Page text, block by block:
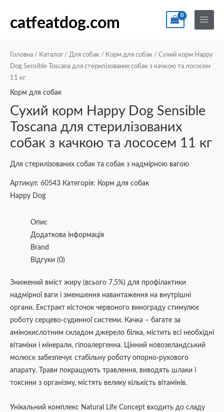
catfeatdog.com
Main
Menu
Головна / Каталог / Для собак / Корм для собак / Сухий корм Happy
Dog Sensible Toscana для стерилізованих собак з качкою та лососем
11 кг
Корм для собак
Сухий корм Happy Dog Sensible
Toscana для стерилізованих
собак з качкою та лососем 11 кг
Для стерилізованих собак та собак з надмірною вагою
Артикул: 60543 Категорія: Корм для собак
Happy Dog
Опис
Додаткова інформація
Brand
Відгуки (0)
Знижений вміст жиру (всього 7,5%) для профілактики
надмірної ваги і зменшення навантаження на внутрішні
органи. Екстракт кісточок червоного винограду стимулює
роботу серцево-судинної системи. Качка – багате за
амінокислотним складом джерело білка, містить всі необхідні
вітаміни і мінерали, гіпоалергенна. Цінний новозеландський
молюск забезпечує стабільну роботу опорно-рухового
апарату. Трави покращують травлення, виводять шлаки і
токсини з організму, містять велику кількість вітамінів.
Унікальний комплекс Natural Life Concept входить до сладу